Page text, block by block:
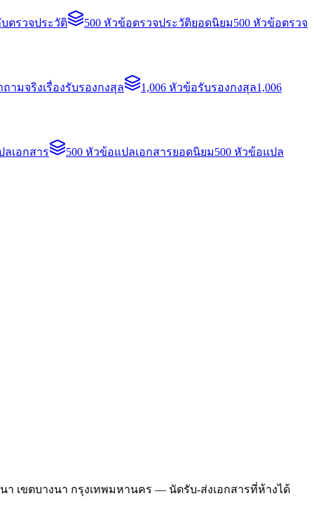
บตรวจประวัติ 500 หัวข้อตรวจประวัติยอดนิยม500 หัวข้อตรวจ
ถามจริงเรื่องรับรองกงสุล 1,006 หัวข้อรับรองกงสุล1,006
ลเอกสาร 500 หัวข้อแปลเอกสารยอดนิยม500 หัวข้อแปล
นา เขตบางนา กรุงเทพมหานคร — นัดรับ-ส่งเอกสารที่ห้างได้